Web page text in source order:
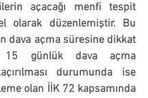
açacağı menfi tespit
olarak düzenlemiştir. Bu
dava açma süresine dikkat
15 günlük dava açma
durumunda ise
olan İİK 72 kapsamında